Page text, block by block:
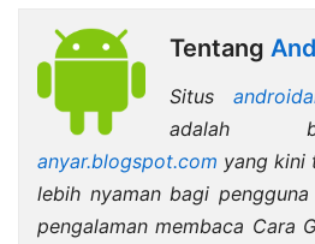
Tentang
Situs
anyar.blogspot.com yang kini
lebih nyaman bagi
pengalaman membaca Cara